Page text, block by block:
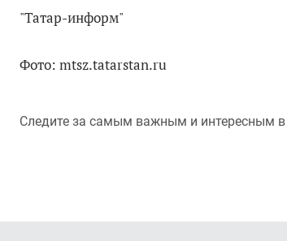
"Татар-информ"
Фото: mtsz.tatarstan.ru
Следите за самым важным и интересным в